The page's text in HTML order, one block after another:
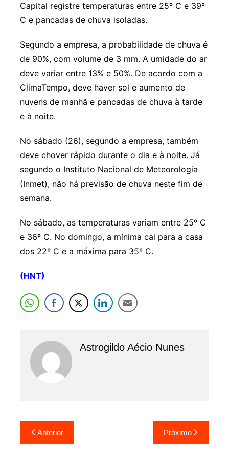
Capital registre temperaturas entre 25º C e 39º
C e pancadas de chuva isoladas.
Segundo a empresa, a probabilidade de chuva é
de 90%, com volume de 3 mm. A umidade do ar
deve variar entre 13% e 50%. De acordo com a
ClimaTempo, deve haver sol e aumento de
nuvens de manhã e pancadas de chuva à tarde
e à noite.
No sábado (26), segundo a empresa, também
deve chover rápido durante o dia e à noite. Já
segundo o Instituto Nacional de Meteorologia
(Inmet), não há previsão de chuva neste fim de
semana.
No sábado, as temperaturas variam entre 25º C
e 36º C. No domingo, a mínima cai para a casa
dos 22º C e a máxima para 35º C.
(HNT)
Astrogildo Aécio Nunes
Navegação
de
Anterior Próximo